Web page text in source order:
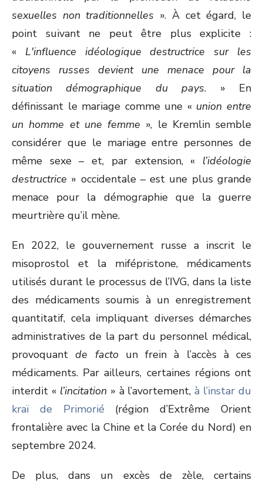
sexuelles non traditionnelles ». À cet égard, le
point suivant ne peut être plus explicite :
« L'influence idéologique destructrice sur les
citoyens russes devient une menace pour la
situation démographique du pays. » En
définissant le mariage comme une « union entre
un homme et une femme », le Kremlin semble
considérer que le mariage entre personnes de
même sexe – et, par extension, « l’idéologie
destructrice » occidentale – est une plus grande
menace pour la démographie que la guerre
meurtrière qu’il mène.
En 2022, le gouvernement russe a inscrit le
misoprostol et la mifépristone, médicaments
utilisés durant le processus de l’IVG, dans la liste
des médicaments soumis à un enregistrement
quantitatif, cela impliquant diverses démarches
administratives de la part du personnel médical,
provoquantde factoun frein à l’accès à ces
médicaments. Par ailleurs, certaines régions ont
interdit « l’incitation » à l’avortement,à l’instar du
kraï de Primorié (région d’Extrême Orient
frontalière avec la Chine et la Corée du Nord) en
septembre 2024.
De plus, dans un excès de zèle, certains